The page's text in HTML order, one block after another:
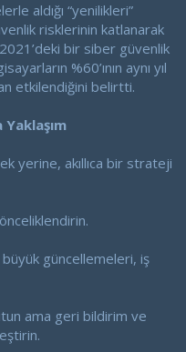
aldığı “yenilikleri”
risklerinin katlanarak
bir siber güvenlik
%60’ının aynı yıl
etkilendiğini belirtti.
yerine, akıllıca bir strateji
güncellemeleri, iş
ama geri bildirim ve